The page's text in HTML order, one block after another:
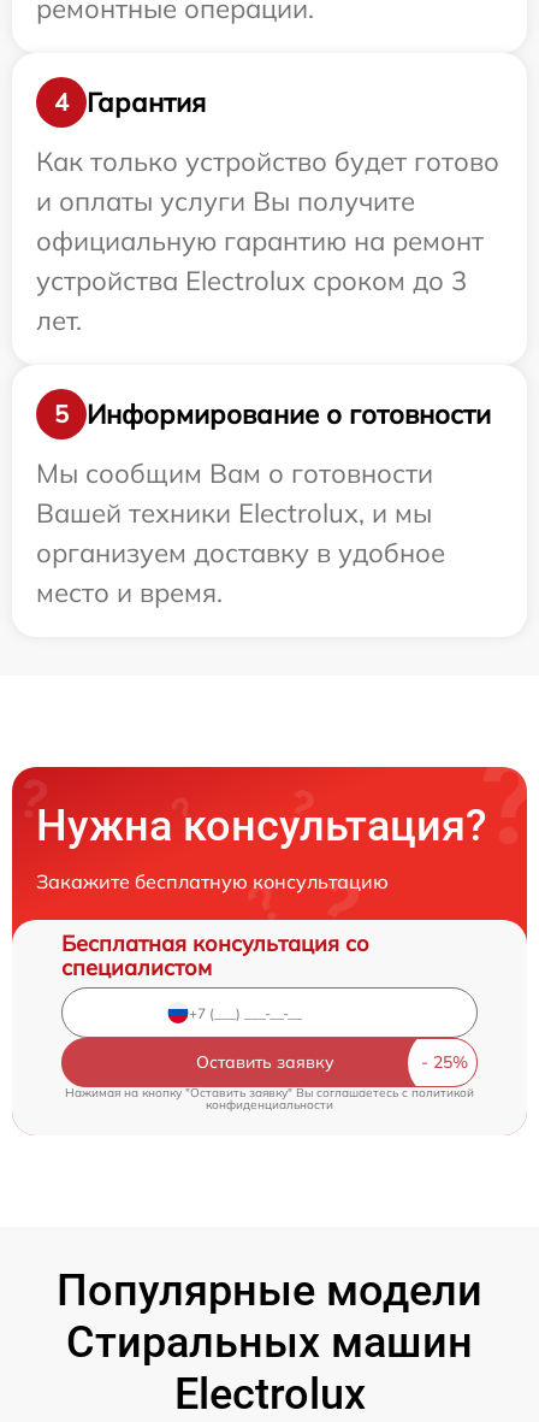
ремонтные операции.
4
Гарантия
Как только устройство будет готово
и оплаты услуги Вы получите
официальную гарантию на ремонт
устройства Electrolux сроком до 3
лет.
5
Информирование о готовности
Мы сообщим Вам о готовности
Вашей техники Electrolux, и мы
организуем доставку в удобное
место и время.
Нужна консультация?
Закажите бесплатную консультацию
Бесплатная консультация со
специалистом
Оставить заявку
Нажимая на кнопку "Оставить заявку" Вы соглашаетесь cполитикой
конфиденциальности
Популярные модели
Стиральных машин
Electrolux